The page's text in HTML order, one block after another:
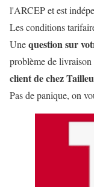
l'ARCEP et est
Les conditions
Unequestion sur
problème de
client de chez
Pas de panique, on